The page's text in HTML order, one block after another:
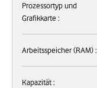
Prozessortyp und
Grafikkarte :
Arbeitsspeicher (RAM) :
Kapazität :